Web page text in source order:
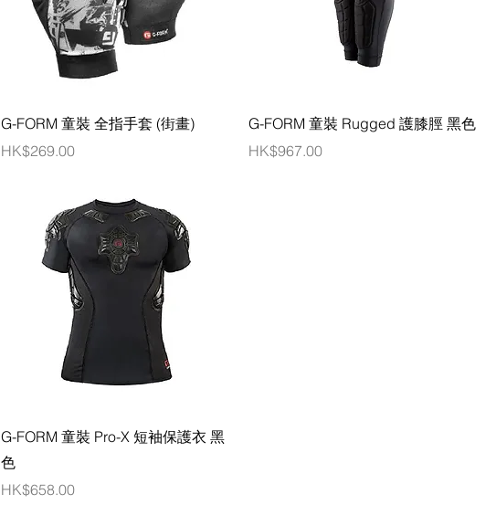
G-FORM 童裝 全指手套 (街畫)
價格
HK$269.00
G-FORM 童裝 Rugged 護膝脛 黑色
價格
HK$967.00
G-FORM 童裝 Pro-X 短袖保護衣 黑
色
價格
HK$658.00